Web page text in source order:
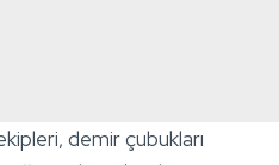
demir çubukları